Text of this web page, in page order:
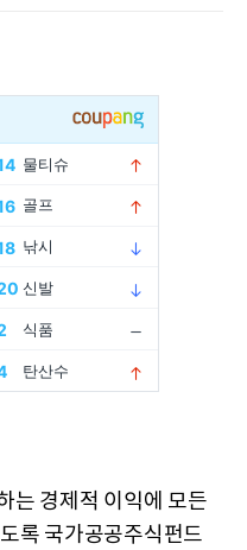
는 경제적 이익에 모든
록 국가공공주식펀드